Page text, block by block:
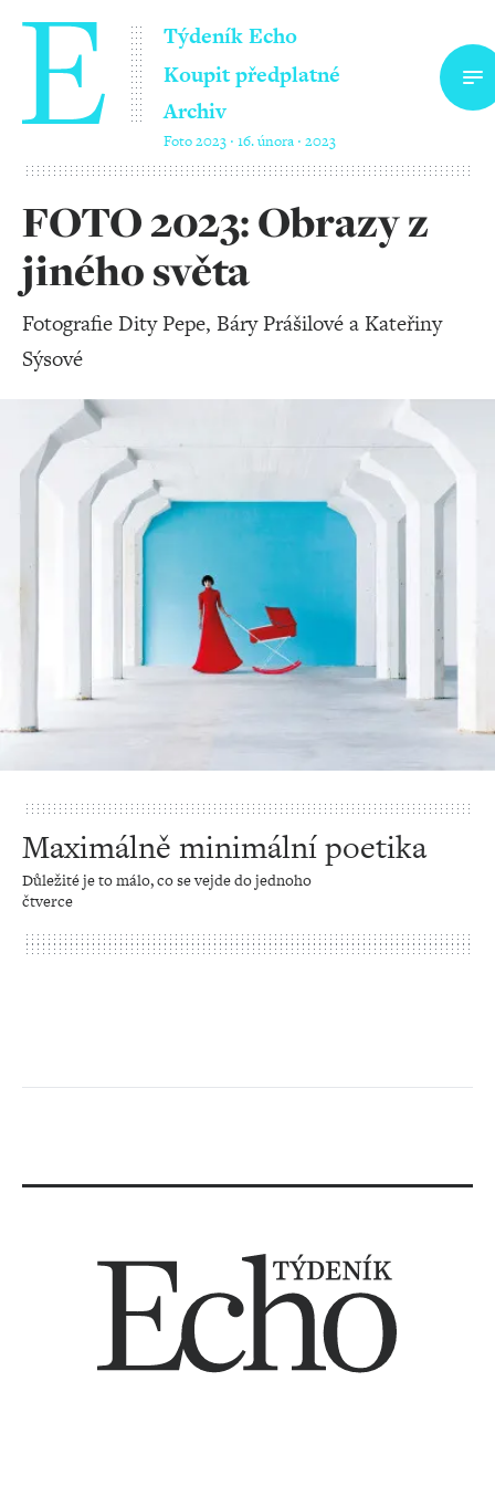
Týdeník Echo
Koupit předplatné
Archiv
Foto 2023 ‧ 16. února ‧ 2023
FOTO 2023: Obrazy z
jiného světa
Fotografie Dity Pepe, Báry Prášilové a Kateřiny
Sýsové
Maximálně minimální poetika
Důležité je to málo, co se vejde do jednoho
čtverce